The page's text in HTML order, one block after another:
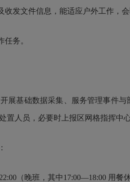
发文件信息，能适应户外工作，会
务。
展基础数据采集、服务管理事件
人员，必要时上报区网格指挥中
（晚班，其中17:00—18:00 用餐休